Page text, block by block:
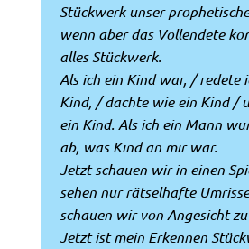
Stückwerk unser
wenn aber das Vollendete
alles Stückwerk.
Als ich ein Kind war, / redete
Kind, / dachte wie ein Kind /
ein Kind. Als ich ein Mann
ab, was Kind an mir war.
Jetzt schauen wir in einen
sehen nur rätselhafte
schauen wir von Angesicht
Jetzt ist mein Erkennen